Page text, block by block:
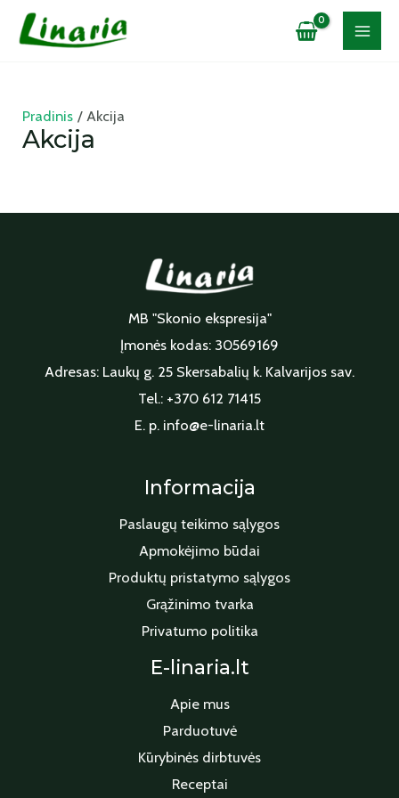
Pradinis Akcija
Akcija
MB "Skonio ekspresija"
Įmonės kodas: 30569169
Adresas: Laukų g. 25 Skersabalių k. Kalvarijos sav.
Tel.: +370 612 71415
E. p. info@e-linaria.lt
Informacija
Paslaugų teikimo sąlygos
Apmokėjimo būdai
Produktų pristatymo sąlygos
Grąžinimo tvarka
Privatumo politika
E-linaria.lt
Apie mus
Parduotuvė
Kūrybinės dirbtuvės
Receptai